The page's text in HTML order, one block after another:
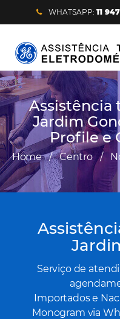
WHATSAPP: 11
Assistência
Jardim
Profile e
Home / Centro /
Serviço de
Importados e
Monogram via